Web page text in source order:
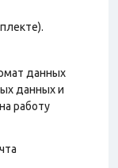
данных
данных и
работу